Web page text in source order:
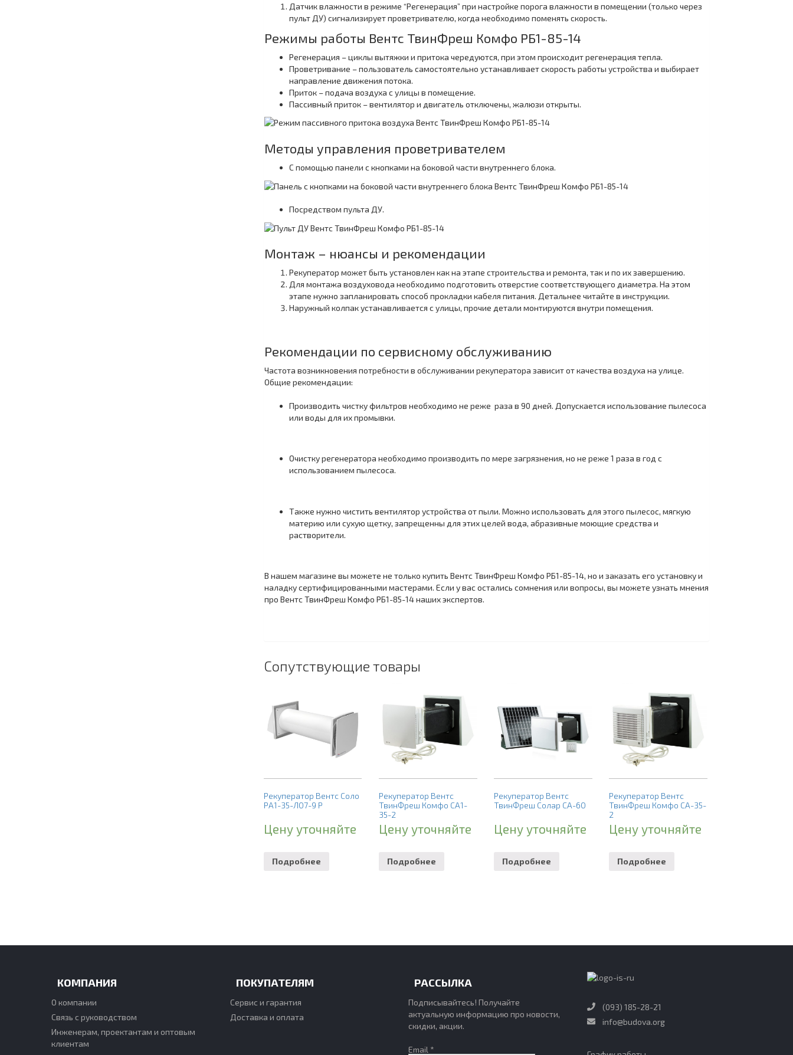
Датчик влажности в режиме “Регенерация” при настройке порога влажности в помещении (только через
пульт ДУ) сигнализирует проветривателю, когда необходимо поменять скорость.
Режимы работы Вентс ТвинФреш Комфо РБ1-85-14
Регенерация – циклы вытяжки и притока чередуются, при этом происходит регенерация тепла.
Проветривание – пользователь самостоятельно устанавливает скорость работы устройства и выбирает
направление движения потока.
Приток – подача воздуха с улицы в помещение.
Пассивный приток – вентилятор и двигатель отключены, жалюзи открыты.
Методы управления проветривателем
С помощью панели с кнопками на боковой части внутреннего блока.
Посредством пульта ДУ.
Монтаж – нюансы и рекомендации
Рекуператор может быть установлен как на этапе строительства и ремонта, так и по их завершению.
Для монтажа воздуховода необходимо подготовить отверстие соответствующего диаметра. На этом
этапе нужно запланировать способ прокладки кабеля питания. Детальнее читайте в инструкции.
Наружный колпак устанавливается с улицы, прочие детали монтируются внутри помещения.
Рекомендации по сервисному обслуживанию
Частота возникновения потребности в обслуживании рекуператора зависит от качества воздуха на улице.
Общие рекомендации:
Производить чистку фильтров необходимо не реже раза в 90 дней. Допускается использование пылесоса
или воды для их промывки.
Очистку регенератора необходимо производить по мере загрязнения, но не реже 1 раза в год с
использованием пылесоса.
Также нужно чистить вентилятор устройства от пыли. Можно использовать для этого пылесос, мягкую
материю или сухую щетку, запрещенны для этих целей вода, абразивные моющие средства и
растворители.
В нашем магазине вы можете не только купить Вентс ТвинФреш Комфо РБ1-85-14, но и заказать его установку и
наладку сертифицированными мастерами. Если у вас остались сомнения или вопросы, вы можете узнать мнения
про Вентс ТвинФреш Комфо РБ1-85-14 наших экспертов.
Сопутствующие товары
Рекуператор Вентс Соло
РА1-35-Л07-9 Р
Цену уточняйте
Подробнее
Рекуператор Вентс
ТвинФреш Комфо СА1-
35-2
Цену уточняйте
Подробнее
Рекуператор Вентс
ТвинФреш Солар СА-60
Цену уточняйте
Подробнее
Рекуператор Вентс
ТвинФреш Комфо СА-35-
2
Цену уточняйте
Подробнее
КОМПАНИЯ
О компании
Связь с руководством
Инженерам, проектантам и оптовым
клиентам
ПОКУПАТЕЛЯМ
Сервис и гарантия
Доставка и оплата
РАССЫЛКА
Подписывайтесь! Получайте
актуальную информацию про новости,
скидки, акции.
Email *
(093) 185-28-21
info@budova.org